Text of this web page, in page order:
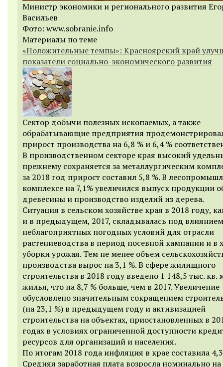
Министр экономики и регионального развития
Васильев
Фото: www.sobranie.info
Материалы по теме
«Положительные темпы»: Красноярский край
показатели социально-экономического развития
Сектор добычи полезных ископаемых, а также
обрабатывающие предприятия
прирост производства на 6,8 % и 6,4 %
В производственном секторе края высокий
прежнему сохраняется за металлургическим
за 2018 год прирост составил 5,8 %. В
комплексе на 7,1% увеличился выпуск продукции
древесины и производство изделий из дерева.
Ситуация в сельском хозяйстве края в 2018 году,
и в предыдущем, 2017, складывалась под влиянием
неблагоприятных погодных условий для отрасли
растениеводства в период посевной кампании и в
уборки урожая. Тем не менее объем
производства вырос на 3,1 %. В сфере жилищного
строительства в 2018 году введено 1 148,5 тыс. кв.
жилья, что на 8,7 % больше, чем в 2017. Увеличение
обусловлено значительным сокращением
(на 23,1 %) в предыдущем году и активизацией
строительства на объектах, приостановленных в
годах в условиях ограниченной доступности
ресурсов для организаций и населения.
По итогам 2018 года инфляция в крае составила
Средняя заработная плата возросла номинально на